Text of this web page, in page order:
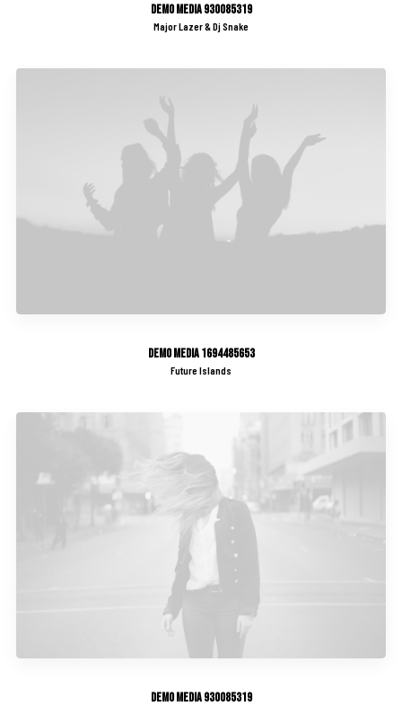
Demo media 930085319
Major Lazer & Dj Snake
Demo media 1694485653
Future Islands
Demo media 930085319